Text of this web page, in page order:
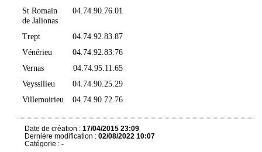
St Romain
de Jalionas
04.74.90.76.01
Trept
04.74.92.83.87
Vénérieu
04.74.92.83.76
Vernas
04.74.95.11.65
Veyssilieu
04.74.90.25.29
Villemoirieu
04.74.90.72.76
Date de création : 17/04/2015 23:09
Dernière modification : 02/08/2022 10:07
Catégorie : -